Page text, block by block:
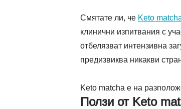
Смятате ли, че Keto
клинични изпитвания с
отбелязват интензивна
предизвиква никакви
Keto matcha е на
Ползи от Keto